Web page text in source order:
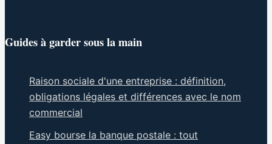
Guides à garder sous la main
Raison sociale d'une entreprise : définition,
obligations légales et différences avec le nom
commercial
Easy bourse la banque postale : tout